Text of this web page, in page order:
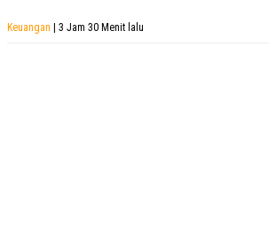
Keuangan | 3 Jam 30 Menit lalu